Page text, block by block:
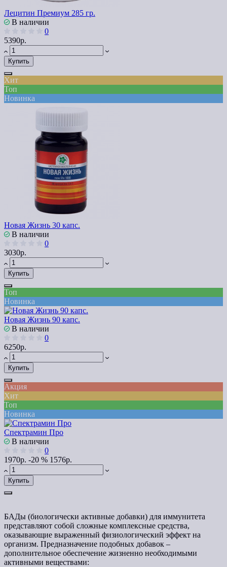
Лецитин Премиум 285 гр.
В наличии
0
5390р.
Купить
Хит
Топ
Новинка
Новая Жизнь 30 капс.
В наличии
0
3030р.
Купить
Топ
Новинка
Новая Жизнь 90 капс.
В наличии
0
6250р.
Купить
Акция
Хит
Топ
Новинка
Спектрамин Про
В наличии
0
1970р. -20 % 1576р.
Купить
БАДы (биологически активные добавки) для иммунитета
представляют собой сложные комплексные средства,
оказывающие выраженный физиологический эффект на
организм. Предназначение подобных добавок –
дополнительное обеспечение жизненно необходимыми
активными веществами: